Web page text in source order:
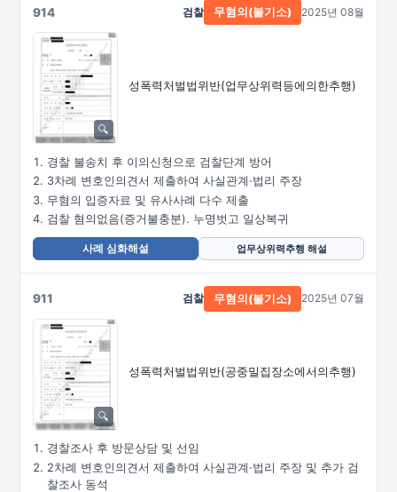
914
성폭력처벌법위반(업무상위력등에의한추행)
검찰 무혐의(불기소) 2025년 08월
경찰 불송치 후 이의신청으로 검찰단계 방어
3차례 변호인의견서 제출하여 사실관계·법리 주장
무혐의 입증자료 및 유사사례 다수 제출
검찰 혐의없음(증거불충분). 누명벗고 일상복귀
사례 심화해설 업무상위력추행 해설
911
성폭력처벌법위반(공중밀집장소에서의추행)
검찰 무혐의(불기소) 2025년 07월
경찰조사 후 방문상담 및 선임
2차례 변호인의견서 제출하여 사실관계·법리 주장 및 추가 검
찰조사 동석